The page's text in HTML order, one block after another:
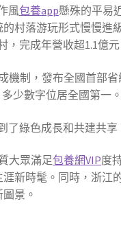
風包養app懸殊的平易
村落游玩形式慢慢進
完成年營收超1.1億元
制，發布全國首部
少數字位居全國第一。
綠色成長和共建共
大眾滿足包養網VIP度
新時髦。同時，浙
景。